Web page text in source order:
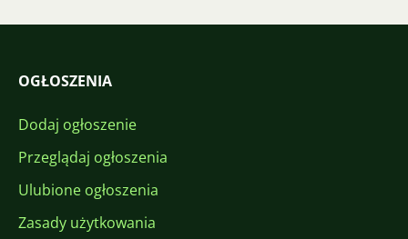
OGŁOSZENIA
Dodaj ogłoszenie
Przeglądaj ogłoszenia
Ulubione ogłoszenia
Zasady użytkowania